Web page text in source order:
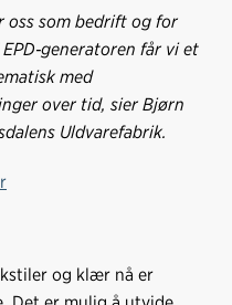
oss som bedrift og for
‑generatoren får vi et
med
over tid, sier Bjørn
Uldvarefabrik.
og klær nå er